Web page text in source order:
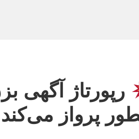
رپورتاژ آگهی
پرواز